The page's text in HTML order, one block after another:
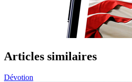
Articles similaires
Dévotion